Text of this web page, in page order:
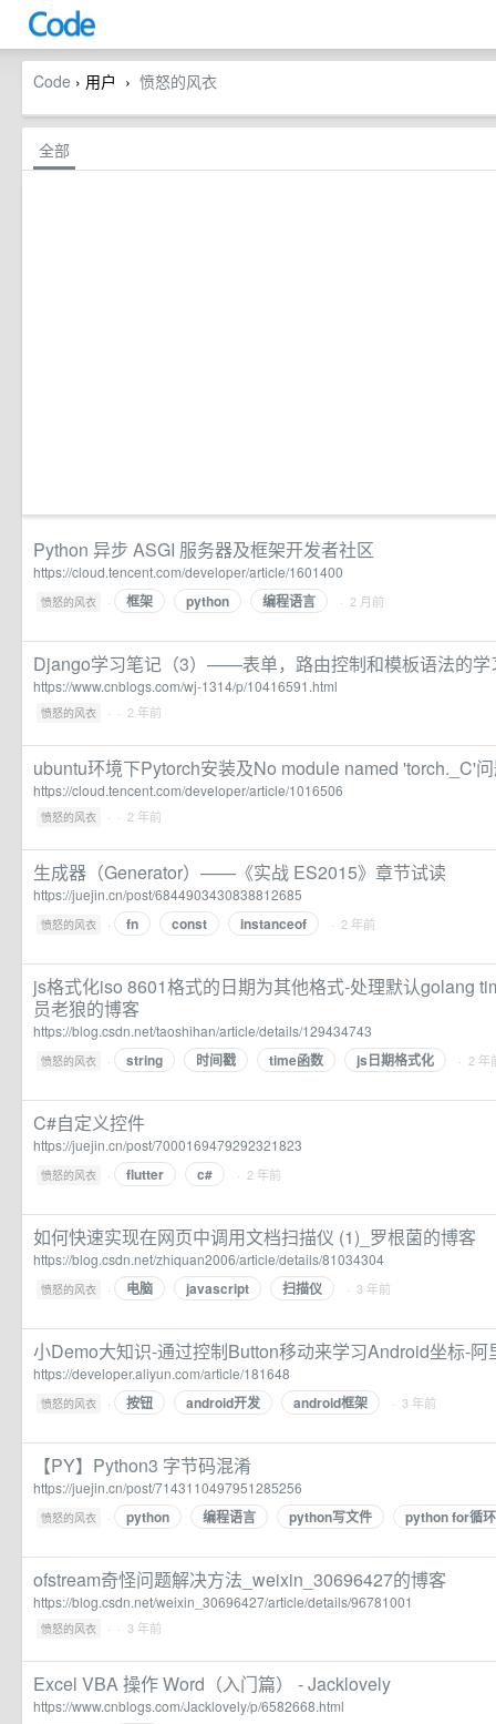
Code › 用户 › 愤怒的风衣
全部
Python 异步 ASGI 服务器及框架开发者社区
https://cloud.tencent.com/developer/article/1601400
愤怒的风衣 · 框架 python 编程语言 · 2 月前
Django学习笔记（3）——表单，路由控制和模板语法的学
https://www.cnblogs.com/wj-1314/p/10416591.html
愤怒的风衣 · · 2 年前
ubuntu环境下Pytorch安装及No module named 'torch._C'
https://cloud.tencent.com/developer/article/1016506
愤怒的风衣 · · 2 年前
生成器（Generator）——《实战 ES2015》章节试读
https://juejin.cn/post/6844903430838812685
愤怒的风衣 · fn const instanceof · 2 年前
js格式化iso 8601格式的日期为其他格式-处理默认golang
员老狼的博客
https://blog.csdn.net/taoshihan/article/details/129434743
愤怒的风衣 · string 时间戳 time函数 js日期格式化 · 2 年
C#自定义控件
https://juejin.cn/post/7000169479292321823
愤怒的风衣 · flutter c# · 2 年前
如何快速实现在网页中调用文档扫描仪 (1)_罗根菌的博客
https://blog.csdn.net/zhiquan2006/article/details/81034304
愤怒的风衣 · 电脑 javascript 扫描仪 · 3 年前
小Demo大知识-通过控制Button移动来学习Android坐标-阿
https://developer.aliyun.com/article/181648
愤怒的风衣 · 按钮 android开发 android框架 · 3 年前
【PY】Python3 字节码混淆
https://juejin.cn/post/7143110497951285256
愤怒的风衣 · python 编程语言 python写文件 python for循环
ofstream奇怪问题解决方法_weixin_30696427的博客
https://blog.csdn.net/weixin_30696427/article/details/96781001
愤怒的风衣 · · 3 年前
Excel VBA 操作 Word（入门篇） - Jacklovely
https://www.cnblogs.com/Jacklovely/p/6582668.html